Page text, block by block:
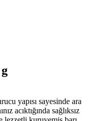
yapısı sayesinde ara
acıktığında sağlıksız